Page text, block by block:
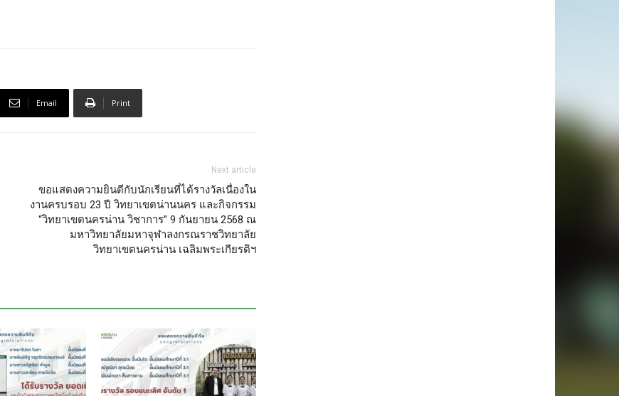
Email Print
Next article
ขอแสดงความยินดีกับนักเรียนที่ได้รางวัลเนื่องใน
งานครบรอบ 23 ปี วิทยาเขตน่านนคร และกิจกรรม
“วิทยาเขตนครน่าน วิชาการ” 9 กันยายน 2568 ณ
มหาวิทยาลัยมหาจุฬาลงกรณราชวิทยาลัย
วิทยาเขตนครน่าน เฉลิมพระเกียรติฯ